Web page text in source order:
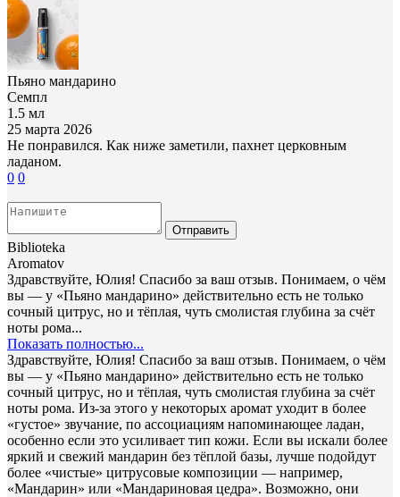
Пьяно мандарино
Семпл
1.5 мл
25 марта 2026
Не понравился. Как ниже заметили, пахнет церковным
ладаном.
0 0
Отправить
Biblioteka
Aromatov
Здравствуйте, Юлия! Спасибо за ваш отзыв. Понимаем, о чём
вы — у «Пьяно мандарино» действительно есть не только
сочный цитрус, но и тёплая, чуть смолистая глубина за счёт
ноты рома...
Показать полностью...
Здравствуйте, Юлия! Спасибо за ваш отзыв. Понимаем, о чём
вы — у «Пьяно мандарино» действительно есть не только
сочный цитрус, но и тёплая, чуть смолистая глубина за счёт
ноты рома. Из-за этого у некоторых аромат уходит в более
«густое» звучание, по ассоциациям напоминающее ладан,
особенно если это усиливает тип кожи. Если вы искали более
яркий и свежий мандарин без тёплой базы, лучше подойдут
более «чистые» цитрусовые композиции — например,
«Мандарин» или «Мандариновая цедра». Возможно, они